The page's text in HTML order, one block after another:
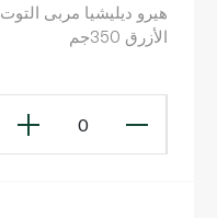
هيرو ديليشيا مربى التوت
الأزرق 350جم
0